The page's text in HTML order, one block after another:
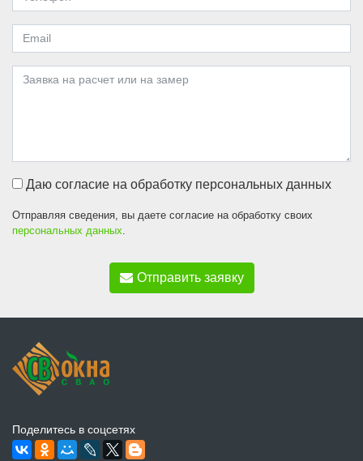
Даю согласие на обработку персональных данных
Отправляя сведения, вы даете согласие на обработку своих
персональных данных
Отправить заявку
Поделитесь в соцсетях